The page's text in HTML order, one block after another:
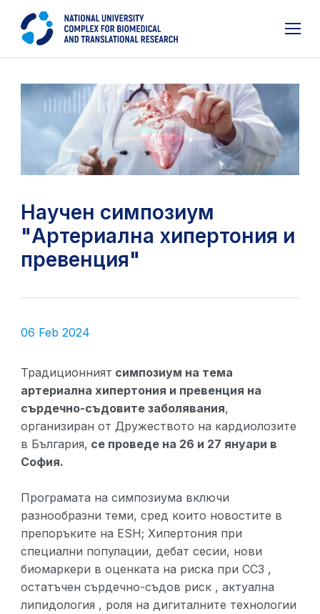
Научен симпозиум
"Артериална хипертония и
превенция"
06 Feb 2024
Традиционният симпозиум на тема
артериална хипертония и превенция на
сърдечно-съдовите заболявания,
организиран от Дружеството на кардиолозите
в България, се проведе на 26 и 27 януари в
София.
Програмата на симпозиума включи
разнообразни теми, сред които новостите в
препоръките на ESH; Хипертония при
специални популации, дебат сесии, нови
биомаркери в оценката на риска при ССЗ ,
остатъчен сърдечно-съдов риск , актуална
липидология , роля на дигиталните технологии